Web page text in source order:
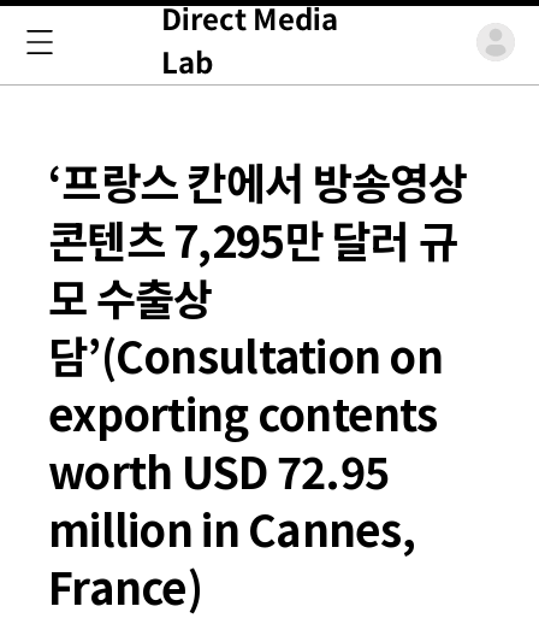
Direct Media
Lab
‘프랑스 칸에서 방송영상
콘텐츠 7,295만 달러 규
모 수출상
담’(Consultation on
exporting contents
worth USD 72.95
million in Cannes,
France)